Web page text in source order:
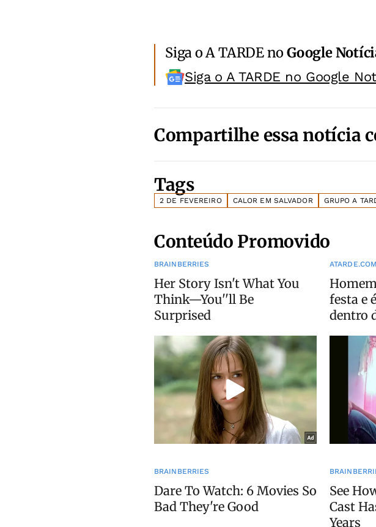
Siga o A TARDE noGoogle
Siga o A TARDE no Google
Compartilhe essa notícia
Tags
2 DE FEVEREIRO CALOR EM SALVADOR GRUPO A